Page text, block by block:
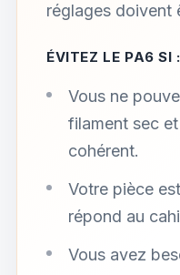
réglages doivent
ÉVITEZ LE PA6 SI :
Vous ne
filament sec
cohérent.
Votre pièce
répond au
Vous avez